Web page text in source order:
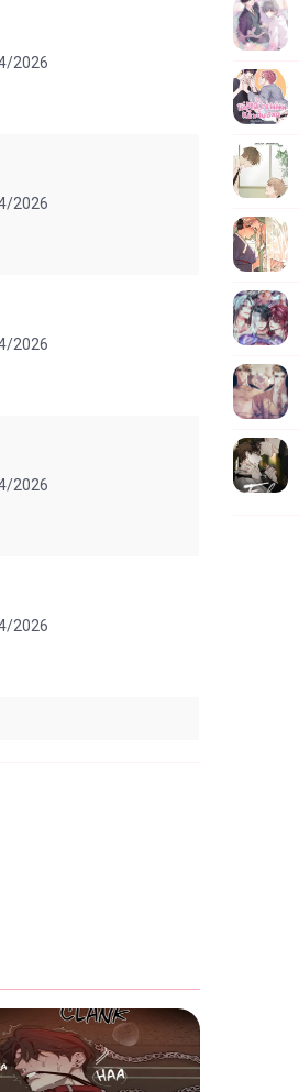
2026
2026
2026
2026
2026
2026